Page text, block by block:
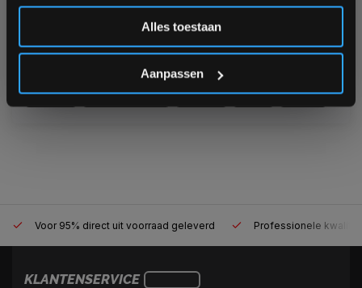
Alles toestaan
Aanpassen
crossfit halterstang halterschijven halterstang
powerrack rugspieren
sixpack sixpack trainen spieren squat squats
Voor 95% direct uit voorraad geleverd Professionele
KLANTENSERVICE
Inschrijven
*Verzendkosten vallen buiten de korting